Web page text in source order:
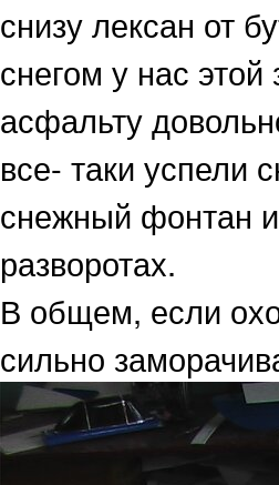
снизу лексан от
снегом у нас
асфальту
все- таки успели
снежный фонтан
разворотах.
В общем, если
сильно